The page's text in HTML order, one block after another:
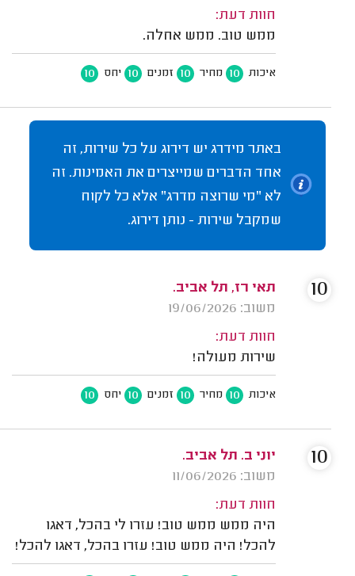
חוות דעת:
ממש טוב. ממש אחלה.
איכות 10 מחיר 10 זמנים 10 יחס 10
באתר מידרג יש דירוג על כל שירות, זה
אחד הדברים שמייצרים את האמינות. זה
לא "מי שרוצה מדרג" אלא כל לקוח
שמקבל שירות - נותן דירוג.
תאי רז, תל אביב.
משוב: 19/06/2026
חוות דעת:
שירות מעולה!
איכות 10 מחיר 10 זמנים 10 יחס 10
10
יוני ב. תל אביב.
משוב: 11/06/2026
חוות דעת:
היה ממש ממש טוב! עזרו לי בהכל, דאגו
להכל! היה ממש טוב! עזרו בהכל, דאגו להכל!
10